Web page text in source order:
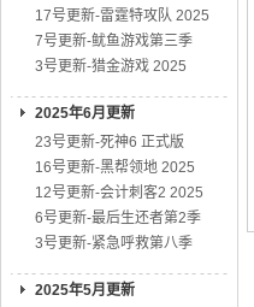
17号更新-雷霆特攻队 2025
7号更新-鱿鱼游戏第三季
3号更新-猎金游戏 2025
2025年6月更新
23号更新-死神6 正式版
16号更新-黑帮领地 2025
12号更新-会计刺客2 2025
6号更新-最后生还者第2季
3号更新-紧急呼救第八季
2025年5月更新